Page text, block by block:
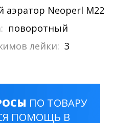
аэратор Neoperl M22
поворотный
лейки: 3
ПО ТОВАРУ
ПОМОЩЬ В